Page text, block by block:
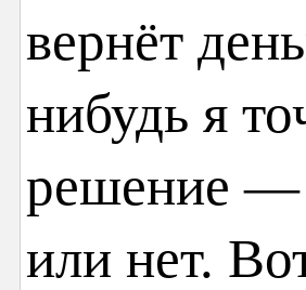
вернёт
нибудь я
решение —
или нет.